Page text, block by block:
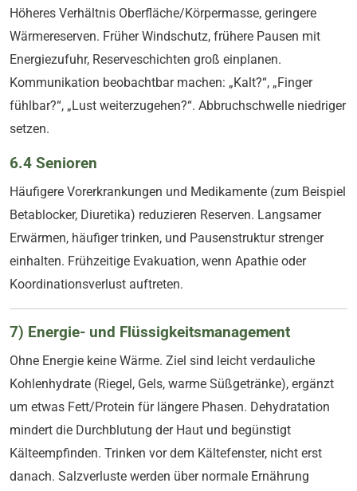
Höheres Verhältnis Oberfläche/Körpermasse, geringere
Wärmereserven. Früher Windschutz, frühere Pausen mit
Energiezufuhr, Reserveschichten groß einplanen.
Kommunikation beobachtbar machen: „Kalt?“, „Finger
fühlbar?“, „Lust weiterzugehen?“. Abbruchschwelle niedriger
setzen.
6.4 Senioren
Häufigere Vorerkrankungen und Medikamente (zum Beispiel
Betablocker, Diuretika) reduzieren Reserven. Langsamer
Erwärmen, häufiger trinken, und Pausenstruktur strenger
einhalten. Frühzeitige Evakuation, wenn Apathie oder
Koordinationsverlust auftreten.
7) Energie- und Flüssigkeitsmanagement
Ohne Energie keine Wärme. Ziel sind leicht verdauliche
Kohlenhydrate (Riegel, Gels, warme Süßgetränke), ergänzt
um etwas Fett/Protein für längere Phasen. Dehydratation
mindert die Durchblutung der Haut und begünstigt
Kälteempfinden. Trinken vor dem Kältefenster, nicht erst
danach. Salzverluste werden über normale Ernährung